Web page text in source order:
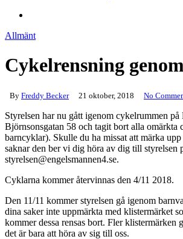
Allmänt
Cykelrensning
By Freddy Becker 21 oktober, 2018 No
Styrelsen har nu gått igenom cykelrummen
Björnsonsgatan 58 och tagit bort alla omärkta
barncyklar). Skulle du ha missat att märka
saknar den ber vi dig höra av dig till styrelsen
styrelsen@engelsmannen4.se.
Cyklarna kommer återvinnas den 4/11 2018.
Den 11/11 kommer styrelsen gå igenom
dina saker inte uppmärkta med klistermärket
kommer dessa rensas bort. Fler klistermärken
det är bara att höra av sig till oss.